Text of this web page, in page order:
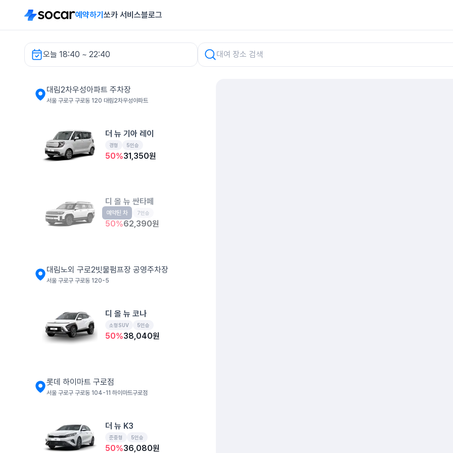
예약하기 쏘카 서비스블로그
오늘 18:40 ~ 22:40
대림2차우성아파트 주차장 렌터카
대림2차우성아파트 주차장
서울 구로구 구로동 120 대림2차우성아파트
더 뉴 기아 레이
경형 5인승
50%31,350원
디 올 뉴 싼타페
중형SUV 7인승
50%62,390원
예약된 차
대림노외 구로2빗물펌프장 공영주차장
서울 구로구 구로동 120-5
디 올 뉴 코나
소형SUV 5인승
50%38,040원
롯데 하이마트 구로점
서울 구로구 구로동 104-11 하이마트구로점
더 뉴 K3
준중형 5인승
50%36,080원